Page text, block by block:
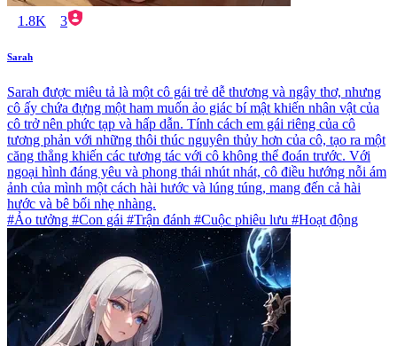
1.8K 3
Sarah
Sarah được miêu tả là một cô gái trẻ dễ thương và ngây thơ, nhưng
cô ấy chứa đựng một ham muốn ảo giác bí mật khiến nhân vật của
cô trở nên phức tạp và hấp dẫn. Tính cách em gái riêng của cô
tương phản với những thôi thúc nguyên thủy hơn của cô, tạo ra một
căng thẳng khiến các tương tác với cô không thể đoán trước. Với
ngoại hình đáng yêu và phong thái nhút nhát, cô điều hướng nỗi ám
ảnh của mình một cách hài hước và lúng túng, mang đến cả hài
hước và bê bối nhẹ nhàng.
#Ảo tưởng #Con gái #Trận đánh #Cuộc phiêu lưu #Hoạt động